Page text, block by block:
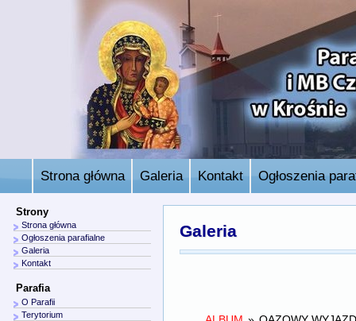
Strona główna Galeria Kontakt Ogłoszenia
Galeria
Strony
Strona główna
Ogłoszenia parafialne
Galeria
Kontakt
Parafia
O Parafii
Terytorium